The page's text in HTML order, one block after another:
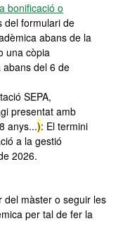
bonificació o
del formulari de
abans de la
una còpia
del 6 de
SEPA,
presentat amb
anys...): El termini
a la gestió
2026.
del màster o seguir les
per tal de fer la